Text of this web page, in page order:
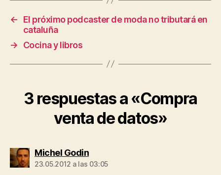
←
El próximo podcaster de moda no tributará en
cataluña
→
Cocina y libros
3 respuestas a «Compra
venta de datos»
Michel Godindice:
23.05.2012 a las 03:05